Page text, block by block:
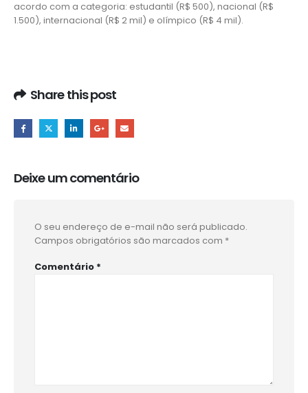
acordo com a categoria: estudantil (R$ 500), nacional (R$
1.500), internacional (R$ 2 mil) e olímpico (R$ 4 mil).
Share this post
Deixe um comentário
O seu endereço de e-mail não será publicado.
Campos obrigatórios são marcados com *
Comentário *